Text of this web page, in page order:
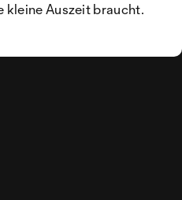
kleine Auszeit braucht.